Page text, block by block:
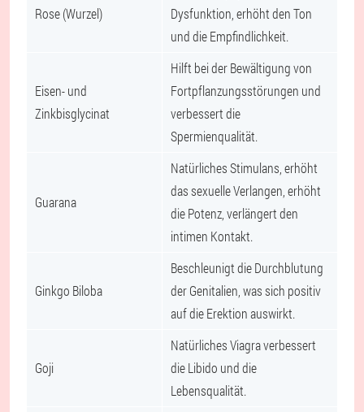
Rose (Wurzel)
Dysfunktion, erhöht den Ton
und die Empfindlichkeit.
Eisen- und
Zinkbisglycinat
Hilft bei der Bewältigung von
Fortpflanzungsstörungen und
verbessert die
Spermienqualität.
Guarana
Natürliches Stimulans, erhöht
das sexuelle Verlangen, erhöht
die Potenz, verlängert den
intimen Kontakt.
Ginkgo Biloba
Beschleunigt die Durchblutung
der Genitalien, was sich positiv
auf die Erektion auswirkt.
Goji
Natürliches Viagra verbessert
die Libido und die
Lebensqualität.